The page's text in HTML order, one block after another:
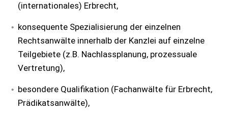
(internationales) Erbrecht,
konsequente Spezialisierung der einzelnen
Rechtsanwälte innerhalb der Kanzlei auf einzelne
Teilgebiete (z.B. Nachlassplanung, prozessuale
Vertretung),
besondere Qualifikation (Fachanwälte für Erbrecht,
Prädikatsanwälte),